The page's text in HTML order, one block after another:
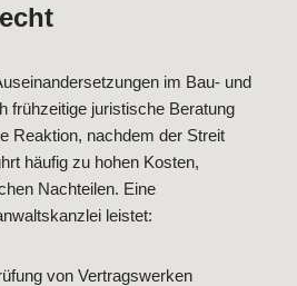
im Bau- und
frühzeitige juristische Beratung
Reaktion, nachdem der Streit
häufig zu hohen Kosten,
Nachteilen. Eine
leistet:
von Vertragswerken